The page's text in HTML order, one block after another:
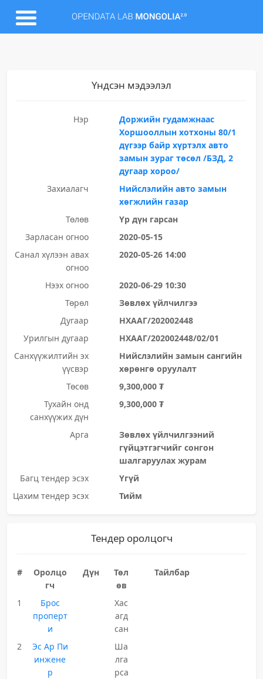
Үндсэн мэдээлэл
Нэр
Доржийн гудамжнаас
Хоршооллын хотхоны 80/1
дүгээр байр хүртэлх авто
замын зураг төсөл /БЗД, 2
дугаар хороо/
Захиалагч
Нийслэлийн авто замын
хөгжлийн газар
Төлөв
Үр дүн гарсан
Зарласан огноо
2020-05-15
Санал хүлээн авах
огноо
2020-05-26 14:00
Нээх огноо
2020-06-29 10:30
Төрөл
Зөвлөх үйлчилгээ
Дугаар
НХААГ/202002448
Урилгын дугаар
НХААГ/202002448/02/01
Санхүүжилтийн эх
үүсвэр
Нийслэлийн замын сангийн
хөрөнгө оруулалт
Төсөв
9,300,000 ₮
Тухайн онд
санхүүжих дүн
9,300,000 ₮
Арга
Зөвлөх үйлчилгээний
гүйцэтгэгчийг сонгон
шалгаруулах журам
Багц тендер эсэх
Үгүй
Цахим тендер эсэх
Тийм
Тендер оролцогч
#
Оролцо
гч
Дүн
Төл
өв
Тайлбар
1
Брос
проперт
и
Хас
агд
сан
2
Эс Ар Пи
инжене
р
Ша
лга
рса